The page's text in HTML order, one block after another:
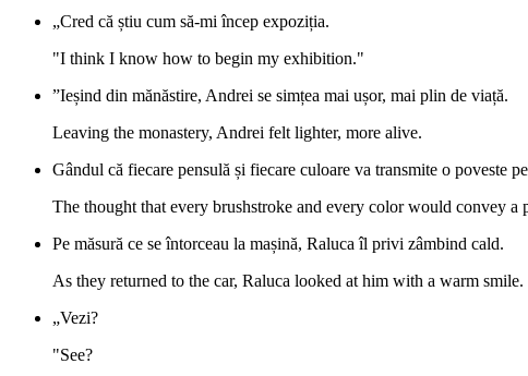
„Cred că știu cum să-mi încep expoziția.
"I think I know how to begin my exhibition."
”Ieșind din mănăstire, Andrei se simțea mai ușor, mai plin de viață.
Leaving the monastery, Andrei felt lighter, more alive.
Gândul că fiecare pensulă și fiecare culoare va transmite o poveste
The thought that every brushstroke and every color would convey a
Pe măsură ce se întorceau la mașină, Raluca îl privi zâmbind cald.
As they returned to the car, Raluca looked at him with a warm smile.
„Vezi?
"See?